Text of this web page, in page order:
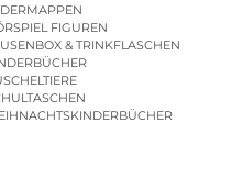
FIGUREN
& TRINKFLASCHEN